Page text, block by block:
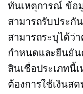
ทันเหตุการณ์ ข้อ
สามารถรับประกั
สามารถระบุได้
กำหนดและยืนยั
สินเชื่อประเภทนี้
ต้องการใช้เงินส